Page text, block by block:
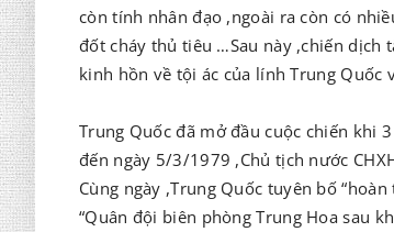
còn tính nhân đạo ,ngoài ra còn có
đốt cháy thủ tiêu …Sau này ,chiến dịch
kinh hồn về tội ác của lính Trung Quốc
Trung Quốc đã mở đầu cuộc chiến khi
đến ngày 5/3/1979 ,Chủ tịch nước
Cùng ngày ,Trung Quốc tuyên bố
“Quân đội biên phòng Trung Hoa sau